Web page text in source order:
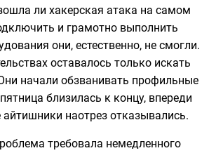
ли хакерская атака на самом
и грамотно выполнить
они, естественно, не смогли.
оставалось только искать
начали обзванивать профильные
близилась к концу, впереди
наотрез отказывались.
требовала немедленного